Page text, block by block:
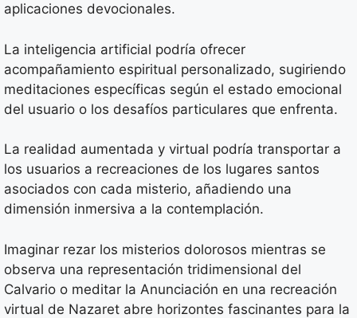
aplicaciones devocionales.
La inteligencia artificial podría ofrecer
acompañamiento espiritual personalizado, sugiriendo
meditaciones específicas según el estado emocional
del usuario o los desafíos particulares que enfrenta.
La realidad aumentada y virtual podría transportar a
los usuarios a recreaciones de los lugares santos
asociados con cada misterio, añadiendo una
dimensión inmersiva a la contemplación.
Imaginar rezar los misterios dolorosos mientras se
observa una representación tridimensional del
Calvario o meditar la Anunciación en una recreación
virtual de Nazaret abre horizontes fascinantes para la